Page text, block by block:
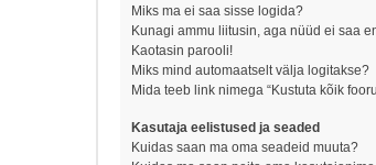
Miks ma ei saa sisse logida?
Kunagi ammu liitusin, aga nüüd ei saa
Kaotasin parooli!
Miks mind automaatselt välja logitakse?
Mida teeb link nimega “Kustuta kõik
Kasutaja eelistused ja seaded
Kuidas saan ma oma seadeid muuta?